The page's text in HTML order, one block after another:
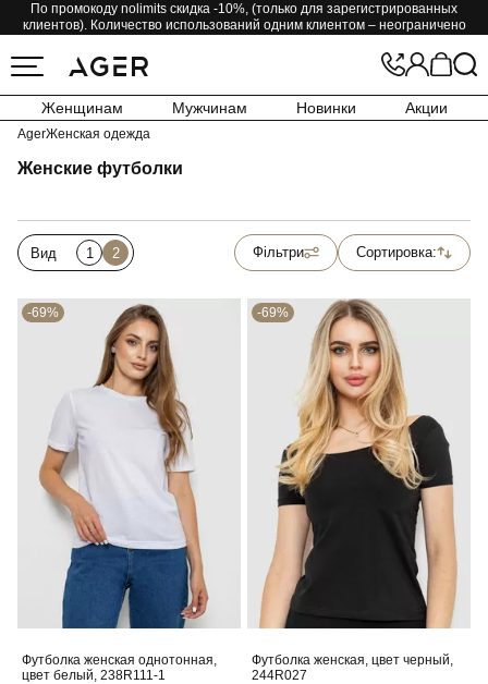
По промокоду nolimits скидка -10%, (только для зарегистрированных
клиентов). Количество использований одним клиентом – неограничено
Женщинам Мужчинам Новинки Акции
AgerЖенская одежда
Женские футболки
Вид 1 2 Фільтри Сортировка:
-69%
Футболка женская однотонная,
цвет белый, 238R111-1
-69%
Футболка женская, цвет черный,
244R027